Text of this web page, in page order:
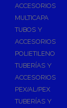
ACCESORIOS
MULTICAPA
TUBOS Y
ACCESORIOS
POLIETILENO
TUBERÍAS Y
ACCESORIOS
PEX/AL/PEX
TUBERÍAS Y